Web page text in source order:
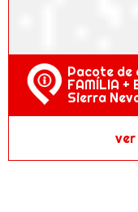
Pacote de
FAMÍLIA +
Sierra